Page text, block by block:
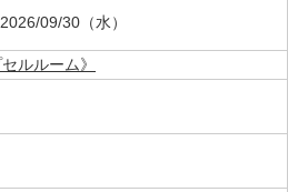
09/30（水）
ルルーム》